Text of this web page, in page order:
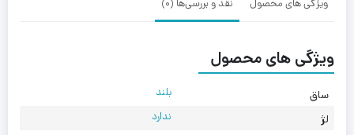
ویژگی های محصول نقد و بررسی‌ها (0)
ویژگی های محصول
ساق بلند
لژ ندارد